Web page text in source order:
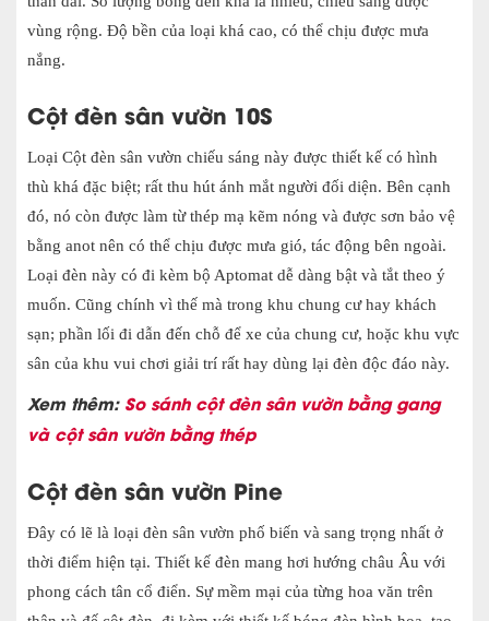
vùng rộng. Độ bền của loại khá cao, có thể chịu được mưa
nắng.
Cột đèn sân vườn 10S
Loại Cột đèn sân vườn chiếu sáng này được thiết kế có hình
thù khá đặc biệt; rất thu hút ánh mắt người đối diện. Bên cạnh
đó, nó còn được làm từ thép mạ kẽm nóng và được sơn bảo vệ
bằng anot nên có thể chịu được mưa gió, tác động bên ngoài.
Loại đèn này có đi kèm bộ Aptomat dễ dàng bật và tắt theo ý
muốn. Cũng chính vì thế mà trong khu chung cư hay khách
sạn; phần lối đi dẫn đến chỗ để xe của chung cư, hoặc khu vực
sân của khu vui chơi giải trí rất hay dùng lại đèn độc đáo này.
Xem thêm: So sánh cột đèn sân vườn bằng gang
và cột sân vườn bằng thép
Cột đèn sân vườn Pine
Đây có lẽ là loại đèn sân vườn phố biến và sang trọng nhất ở
thời điểm hiện tại. Thiết kế đèn mang hơi hướng châu Âu với
phong cách tân cổ điển. Sự mềm mại của từng hoa văn trên